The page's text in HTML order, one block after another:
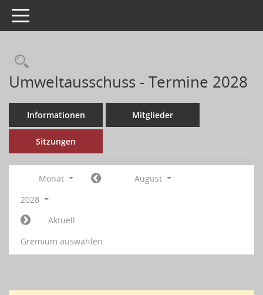
Toggle navigation
Umweltausschuss - Termine 2028
Informationen Mitglieder
Sitzungen
Monat
August
2028
Aktuell
Gremium auswählen